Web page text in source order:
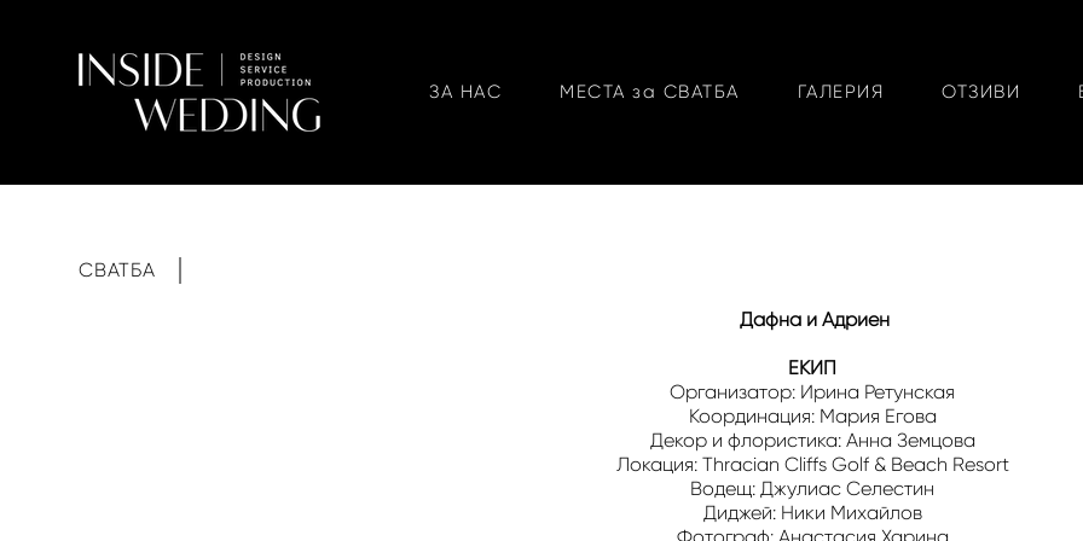
ЗА НАС МЕСТА за СВАТБА ГАЛЕРИЯ ОТЗИВИ
СВАТБА
Дафна и Адриен
ЕКИП
Организатор: Ирина Ретунская
Координация: Мария Егова
Декор и флористика: Анна Земцова
Локация: Thracian Cliffs Golf & Beach Resort
Водещ: Джулиас Селестин
Диджей: Ники Михайлов